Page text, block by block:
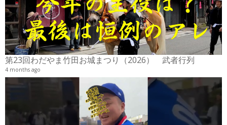
第23回わだやま竹田お城まつり（2026） 武者行列
4 months ago